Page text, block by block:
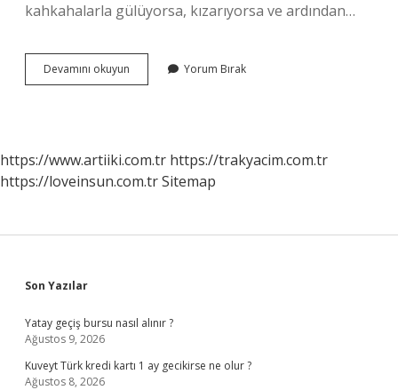
kahkahalarla gülüyorsa, kızarıyorsa ve ardından…
Devamını okuyun
Bebe
Yorum Bırak
https://www.artiiki.com.tr https://trakyacim.com.tr
https://loveinsun.com.trSitemap
Sidebar
Son Yazılar
Yatay geçiş bursu nasıl alınır ?
Ağustos 9, 2026
Kuveyt Türk kredi kartı 1 ay gecikirse ne olur ?
Ağustos 8, 2026